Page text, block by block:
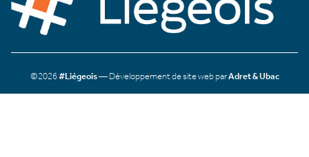
©2026#Liégeois— Développement de site web parAdret & Ubac